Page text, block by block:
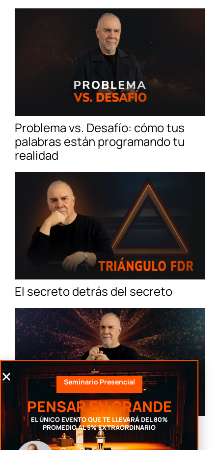
Problema vs. Desafío: cómo tus
palabras están programando tu
realidad
El secreto detrás del secreto
El lenguaje no solo habla: crea tu
realidad
Seminario Presencial
PENSAR EN GRANDE
EL ÚNICO EVENTO QUE TE LLEVARÁ DEL 80%
PROMEDIO AL 5% EXTRAORDINARIO